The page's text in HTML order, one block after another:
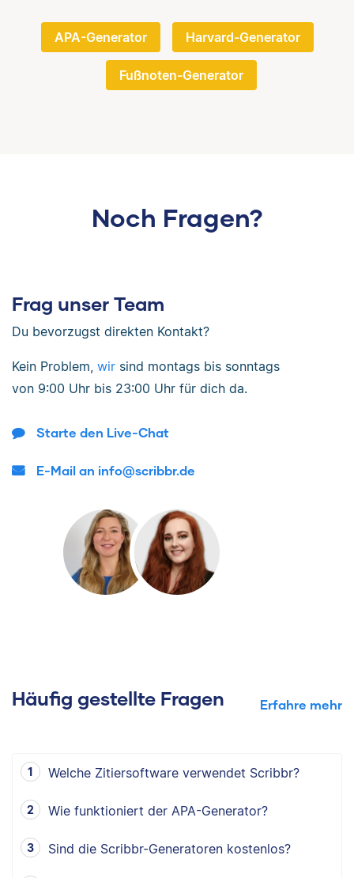
APA-Generator Harvard-Generator
Fußnoten-Generator
Noch Fragen?
Frag unser Team
Du bevorzugst direkten Kontakt?
Kein Problem, wir sind montags bis sonntags
von 9:00 Uhr bis 23:00 Uhr für dich da.
Starte den Live-Chat
E-Mail an info@scribbr.de
Häufig gestellte Fragen Erfahre mehr
Welche Zitiersoftware verwendet Scribbr?
Wie funktioniert der APA-Generator?
Sind die Scribbr-Generatoren kostenlos?